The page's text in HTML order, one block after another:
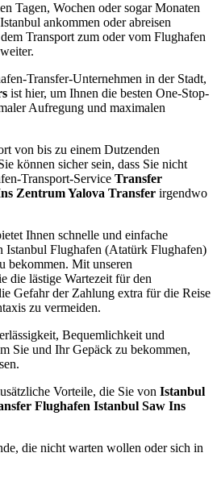
Tagen, Wochen oder sogar Monaten
ankommen oder abreisen
Transport zum oder vom Flughafen
Transfer-Unternehmen in der Stadt,
ist hier, um Ihnen die besten One-Stop-
Aufregung und maximalen
von bis zu einem Dutzenden
können sicher sein, dass Sie nicht
Transport-Service Transfer
Zentrum Yalova Transfer irgendwo
Ihnen schnelle und einfache
Flughafen (Atatürk Flughafen)
bekommen. Mit unseren
die lästige Wartezeit für den
Gefahr der Zahlung extra für die Reise
zu vermeiden.
Bequemlichkeit und
Sie und Ihr Gepäck zu bekommen,
Vorteile, die Sie von Istanbul
Flughafen Istanbul Saw Ins
die nicht warten wollen oder sich in